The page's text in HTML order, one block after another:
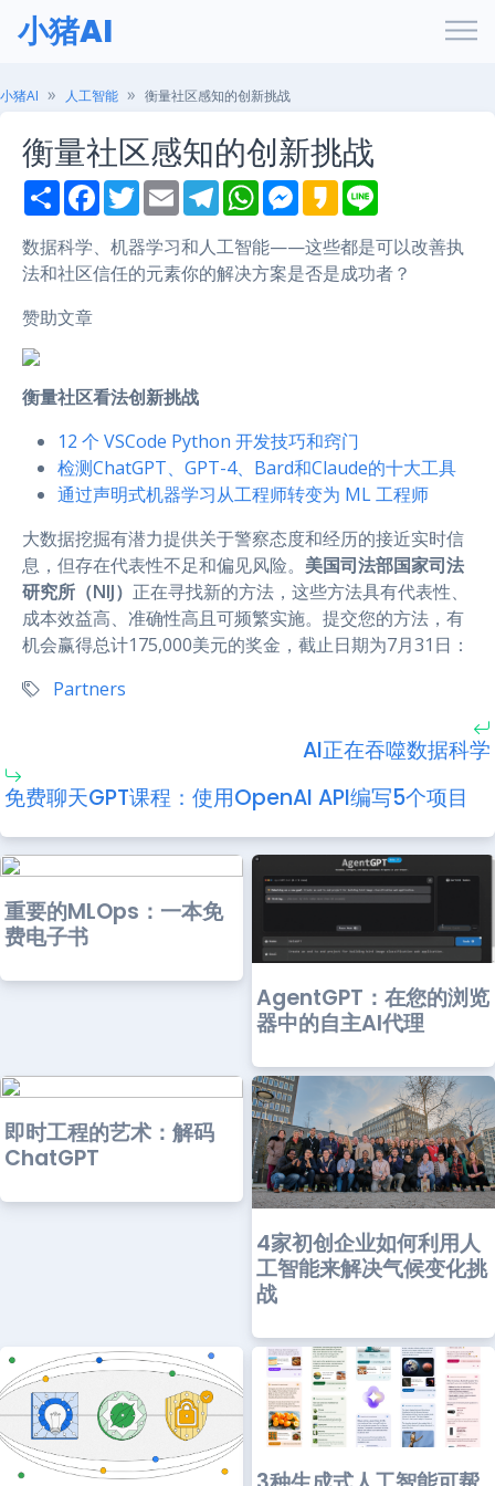
小猪AI
小猪AI 人工智能 衡量社区感知的创新挑战
衡量社区感知的创新挑战
S
h
r
e
F
a
b
o
T
w
t
t
e
E
m
i
l
T
e
e
g
r
W
h
t
s
A
M
e
s
e
n
K
a
a
o
e
数据科学、机器学习和人工智能——这些都是可以改善执
法和社区信任的元素你的解决方案是否是成功者？
赞助文章
衡量社区看法创新挑战
12 个 VSCode Python 开发技巧和窍门
检测ChatGPT、GPT-4、Bard和Claude的十大工具
通过声明式机器学习从工程师转变为 ML 工程师
大数据挖掘有潜力提供关于警察态度和经历的接近实时信
息，但存在代表性不足和偏见风险。 美国司法部国家司法
研究所（NIJ） 正在寻找新的方法，这些方法具有代表性、
成本效益高、准确性高且可频繁实施。提交您的方法，有
机会赢得总计175,000美元的奖金，截止日期为7月31日：
Partners
AI正在吞噬数据科学
免费聊天GPT课程：使用OpenAI API编写5个项目
重要的MLOps：一本免
费电子书
AgentGPT：在您的浏览
器中的自主AI代理
即时工程的艺术：解码
ChatGPT
4家初创企业如何利用人
工智能来解决气候变化挑
战